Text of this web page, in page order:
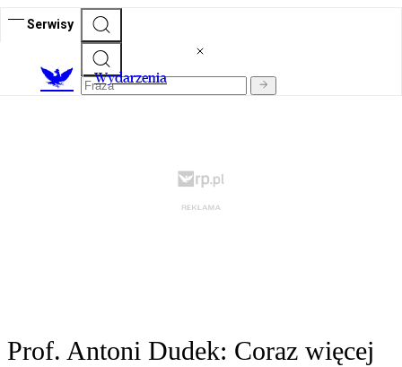
Serwisy
Wydarzenia
Prof. Antoni Dudek: Coraz więcej